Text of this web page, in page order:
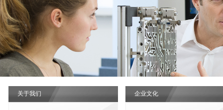
企业文化
关于我们